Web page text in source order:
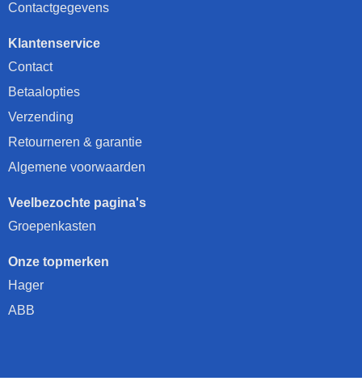
Contactgegevens
Klantenservice
Contact
Betaalopties
Verzending
Retourneren & garantie
Algemene voorwaarden
Veelbezochte pagina's
Groepenkasten
Onze topmerken
Hager
ABB